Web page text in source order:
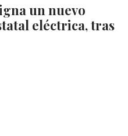
un nuevo
eléctrica, tras